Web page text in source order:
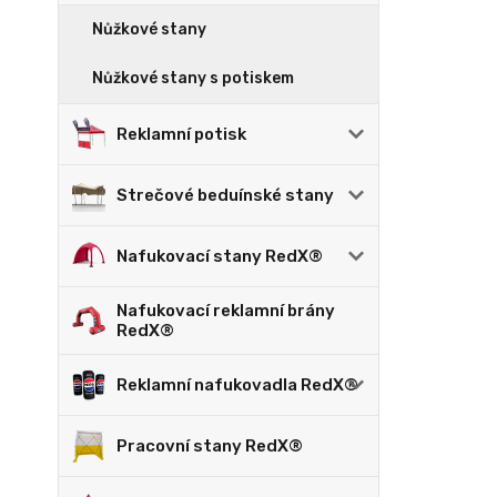
Nůžkové stany
Nůžkové stany s potiskem
Reklamní potisk
Strečové beduínské stany
Nafukovací stany RedX®
Nafukovací reklamní brány
RedX®
Reklamní nafukovadla RedX®
Pracovní stany RedX®